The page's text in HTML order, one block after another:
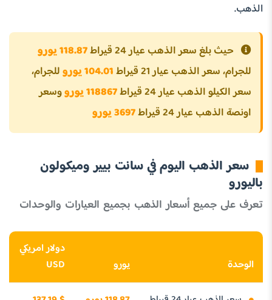
الذهب.
حيث بلغ سعر الذهب عيار 24 قيراط
118.87 يورو
للجرام، سعر الذهب عيار 21 قيراط
104.01 يورو
للجرام،
سعر الكيلو الذهب عيار 24 قيراط
118867 يورو
وسعر
اونصة الذهب عيار 24 قيراط
3697 يورو
سعر الذهب اليوم في سانت بيير وميكولون
باليورو
تعرف على جميع أسعار الذهب بجميع العيارات والوحدات
الوحدة يورو
دولار امريكي
USD